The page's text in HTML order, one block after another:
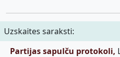
Uzskaites saraksti:
Partijas sapulču protokoli,